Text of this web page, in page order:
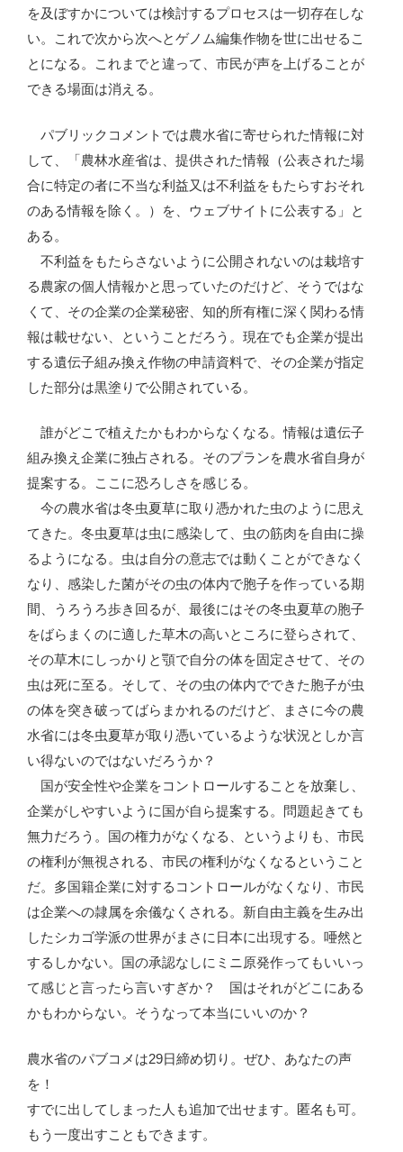
を及ぼすかについては検討するプロセスは一切存在しな
い。これで次から次へとゲノム編集作物を世に出せるこ
とになる。これまでと違って、市民が声を上げることが
できる場面は消える。
パブリックコメントでは農水省に寄せられた情報に対
して、「農林水産省は、提供された情報（公表された場
合に特定の者に不当な利益又は不利益をもたらすおそれ
のある情報を除く。）を、ウェブサイトに公表する」と
ある。
不利益をもたらさないように公開されないのは栽培す
る農家の個人情報かと思っていたのだけど、そうではな
くて、その企業の企業秘密、知的所有権に深く関わる情
報は載せない、ということだろう。現在でも企業が提出
する遺伝子組み換え作物の申請資料で、その企業が指定
した部分は黒塗りで公開されている。
誰がどこで植えたかもわからなくなる。情報は遺伝子
組み換え企業に独占される。そのプランを農水省自身が
提案する。ここに恐ろしさを感じる。
今の農水省は冬虫夏草に取り憑かれた虫のように思え
てきた。冬虫夏草は虫に感染して、虫の筋肉を自由に操
るようになる。虫は自分の意志では動くことができなく
なり、感染した菌がその虫の体内で胞子を作っている期
間、うろうろ歩き回るが、最後にはその冬虫夏草の胞子
をばらまくのに適した草木の高いところに登らされて、
その草木にしっかりと顎で自分の体を固定させて、その
虫は死に至る。そして、その虫の体内でできた胞子が虫
の体を突き破ってばらまかれるのだけど、まさに今の農
水省には冬虫夏草が取り憑いているような状況としか言
い得ないのではないだろうか？
国が安全性や企業をコントロールすることを放棄し、
企業がしやすいように国が自ら提案する。問題起きても
無力だろう。国の権力がなくなる、というよりも、市民
の権利が無視される、市民の権利がなくなるということ
だ。多国籍企業に対するコントロールがなくなり、市民
は企業への隷属を余儀なくされる。新自由主義を生み出
したシカゴ学派の世界がまさに日本に出現する。唖然と
するしかない。国の承認なしにミニ原発作ってもいいっ
て感じと言ったら言いすぎか？ 国はそれがどこにある
かもわからない。そうなって本当にいいのか？
農水省のパブコメは29日締め切り。ぜひ、あなたの声
を！
すでに出してしまった人も追加で出せます。匿名も可。
もう一度出すこともできます。